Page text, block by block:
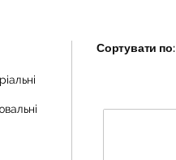
Сортувати по: